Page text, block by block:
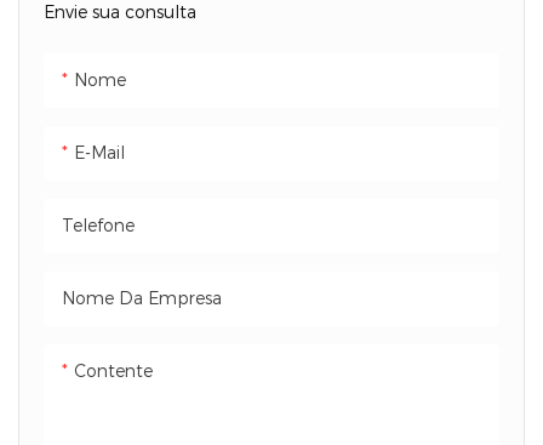
Envie sua consulta
Nome
E-Mail
Telefone
Nome Da Empresa
Contente